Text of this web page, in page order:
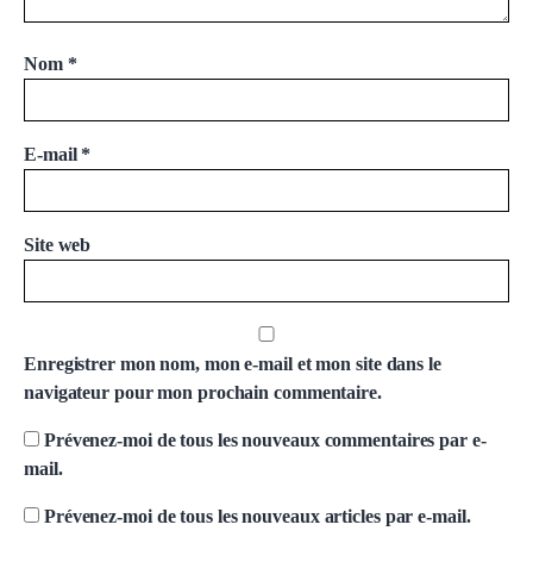
Nom *
E-mail *
Site web
Enregistrer mon nom, mon e-mail et mon site dans le
navigateur pour mon prochain commentaire.
Prévenez-moi de tous les nouveaux commentaires par e-
mail.
Prévenez-moi de tous les nouveaux articles par e-mail.